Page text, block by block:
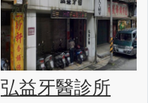
弘益牙醫診所